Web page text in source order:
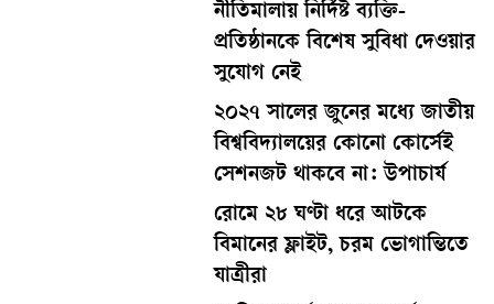
নীতিমালায় নির্দিষ্ট ব্যক্তি-
প্রতিষ্ঠানকে বিশেষ সুবিধা দেওয়ার
সুযোগ নেই
২০২৭ সালের জুনের মধ্যে জাতীয়
বিশ্ববিদ্যালয়ের কোনো কোর্সেই
সেশনজট থাকবে না: উপাচার্য
রোমে ২৮ ঘণ্টা ধরে আটকে
বিমানের ফ্লাইট, চরম ভোগান্তিতে
যাত্রীরা